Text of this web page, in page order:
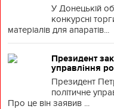
У Донецькій
конкурсні
матеріалів для апаратів...
Президент
управління
Президент
політичне
Про це він заявив ...